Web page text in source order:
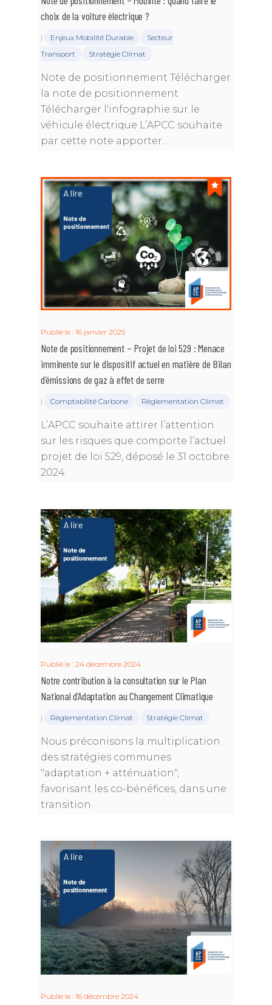
choix de la voiture électrique ?
| Enjeux Mobilité Durable
Secteur
Transport
Stratégie Climat
Note de positionnement Télécharger
la note de positionnement
Télécharger l'infographie sur le
véhicule électrique L’APCC souhaite
par cette note apporter…
Publié le : 16 janvier 2025
Note de positionnement – Projet de loi 529 : Menace
imminente sur le dispositif actuel en matière de Bilan
d’émissions de gaz à effet de serre
| Comptabilité Carbone Règlementation Climat
L’APCC souhaite attirer l’attention
sur les risques que comporte l’actuel
projet de loi 529, déposé le 31 octobre
2024.
Publié le : 24 décembre 2024
Notre contribution à la consultation sur le Plan
National d’Adaptation au Changement Climatique
| Règlementation Climat Stratégie Climat
Nous préconisons la multiplication
des stratégies communes
"adaptation + atténuation",
favorisant les co-bénéfices, dans une
transition
Publié le : 16 décembre 2024